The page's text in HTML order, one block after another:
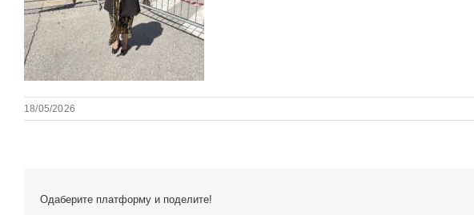
18/05/2026
Одаберите платформу и поделите!